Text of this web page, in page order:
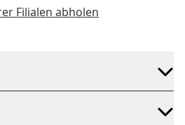
Filialen abholen